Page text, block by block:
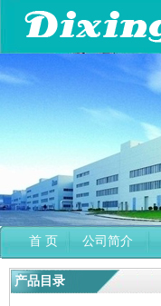
首 页 公司简介
产品目录